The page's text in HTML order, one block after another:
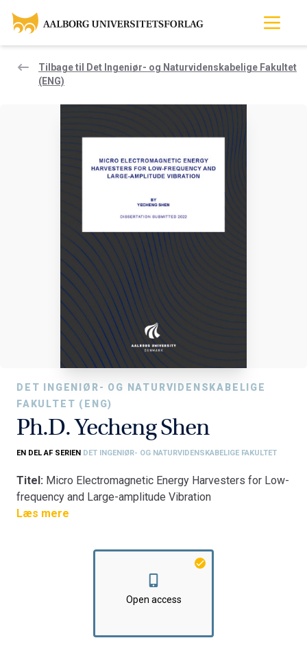
Tilbage til Det Ingeniør- og Naturvidenskabelige Fakultet
(ENG)
DET INGENIØR- OG NATURVIDENSKABELIGE
FAKULTET (ENG)
Ph.D. Yecheng Shen
EN DEL AF SERIEN DET INGENIØR- OG NATURVIDENSKABELIGE FAKULTET
Titel: Micro Electromagnetic Energy Harvesters for Low-
frequency and Large-amplitude Vibration
Fakultet:Det Ingeniør- og Naturvidenskabelige Fakultet
Læs mere
Open access